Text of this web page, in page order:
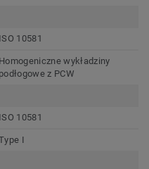
ISO 10581
Homogeniczne wykładziny
podłogowe z PCW
ISO 10581
I